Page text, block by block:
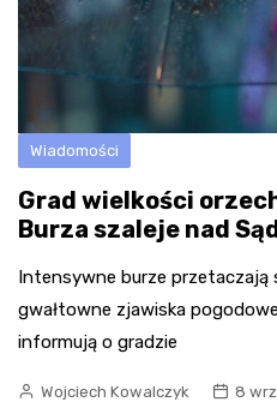
Wiadomości
Grad wielkości
Burza szaleje nad
Intensywne burze przetaczają
gwałtowne zjawiska
informują o gradzie
Wojciech Kowalczyk 8